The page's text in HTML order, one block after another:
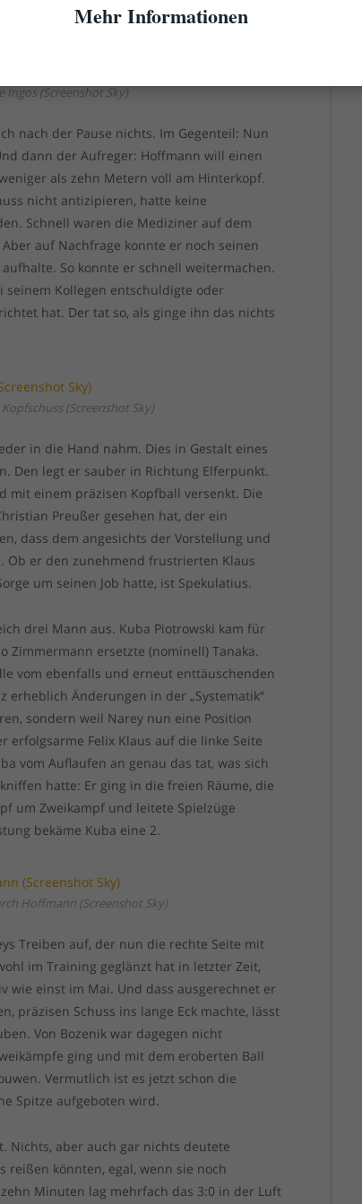
Ingos (Screenshot Sky)
nach der Pause nichts. Im Gegenteil: Nun
dann der Aufreger: Hoffmann will einen
als zehn Metern voll am Hinterkopf.
nicht antizipieren, hatte keine
Schnell waren die Mediziner auf dem
auf Nachfrage konnte er noch seinen
So konnte er schnell weitermachen.
Kollegen entschuldigte oder
hat. Der tat so, als ginge ihn das nichts
(Screenshot Sky)
in die Hand nahm. Dies in Gestalt eines
Den legt er sauber in Richtung Elferpunkt.
mit einem präzisen Kopfball versenkt. Die
Preußer gesehen hat, der ein
dass dem angesichts der Vorstellung und
Ob er den zunehmend frustrierten Klaus
um seinen Job hatte, ist Spekulatius.
drei Mann aus. Kuba Piotrowski kam für
Zimmermann ersetzte (nominell) Tanaka.
vom ebenfalls und erneut enttäuschenden
erheblich Änderungen in der „Systematik“
sondern weil Narey nun eine Position
Felix Klaus auf die linke Seite
vom Auflaufen an genau das tat, was sich
hatte: Er ging in die freien Räume, die
um Zweikampf und leitete Spielzüge
bekäme Kuba eine 2.
Hoffmann (Screenshot Sky)
Treiben auf, der nun die rechte Seite mit
im Training geglänzt hat in letzter Zeit,
wie einst im Mai. Und dass ausgerechnet er
präzisen Schuss ins lange Eck machte, lässt
Von Bozenik war dagegen nicht
ging und mit dem eroberten Ball
Vermutlich ist es jetzt schon die
Spitze aufgeboten wird.
Nichts, aber auch gar nichts deutete
könnten, egal, wenn sie noch
Minuten lag mehrfach das 3:0 in der Luft
Mehr Informationen